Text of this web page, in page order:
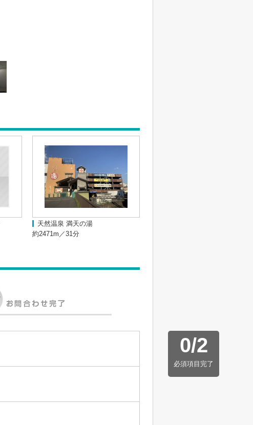
天然温泉 満天の湯
約2471m／31分
0/2
必須項目完了